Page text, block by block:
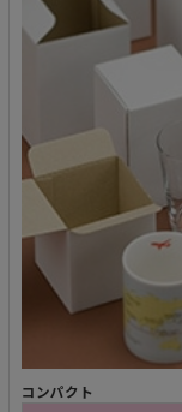
コンパクト